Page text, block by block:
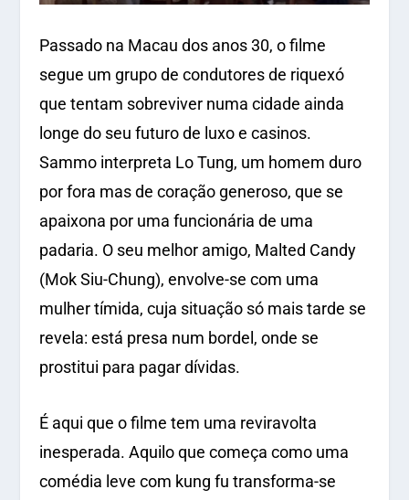
Passado na Macau dos anos 30, o filme
segue um grupo de condutores de riquexó
que tentam sobreviver numa cidade ainda
longe do seu futuro de luxo e casinos.
Sammo interpreta Lo Tung, um homem duro
por fora mas de coração generoso, que se
apaixona por uma funcionária de uma
padaria. O seu melhor amigo, Malted Candy
(Mok Siu-Chung), envolve-se com uma
mulher tímida, cuja situação só mais tarde se
revela: está presa num bordel, onde se
prostitui para pagar dívidas.
É aqui que o filme tem uma reviravolta
inesperada. Aquilo que começa como uma
comédia leve com kung fu transforma-se